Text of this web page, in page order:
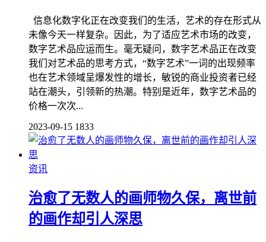
信息化数字化正在改变我们的生活，艺术的存在形式从
未像今天一样复杂。因此，为了适应艺术市场的改变，
数字艺术品应运而生。毫无疑问，数字艺术品正在改变
我们对艺术品的思考方式，“数字艺术”一词的出现频率
也在艺术领域呈爆发性的增长，敏锐的商业投资者已经
站在潮头，引领新的热潮。特别是近年，数字艺术品的
价格一次次...
2023-09-15 1833
资讯
治愈了无数人的画师物久保，离世前
的画作却引人深思